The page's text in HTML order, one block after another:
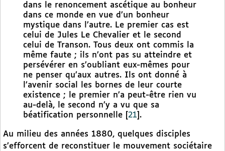
dans le renoncement ascétique au bonheur
dans ce monde en vue d’un bonheur
mystique dans l’autre. Le premier cas est
celui de Jules Le Chevalier et le second
celui de Transon. Tous deux ont commis la
même faute ; ils n’ont pas su atteindre et
persévérer en s’oubliant eux-mêmes pour
ne penser qu’aux autres. Ils ont donné à
l’avenir social les bornes de leur courte
existence ; le premier n’a peut-être rien vu
au-delà, le second n’y a vu que sa
béatification personnelle
21 .
Au milieu des années 1880, quelques disciples
s’efforcent de reconstituer le mouvement sociétaire